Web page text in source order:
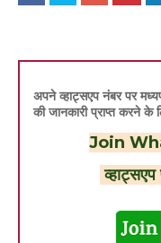
अपने व्हाट्सएप नंबर पर
की जानकारी प्राप्त करने
Join